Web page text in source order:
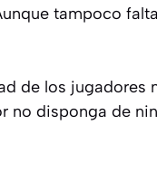
tampoco
de los jugadores
no disponga de